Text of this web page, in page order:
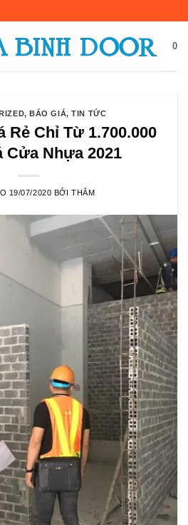
0
,BÁO GIÁ,TIN TỨC
Rẻ Chỉ Từ 1.700.000
Cửa Nhựa 2021
19/07/2020 BỞITHẮM